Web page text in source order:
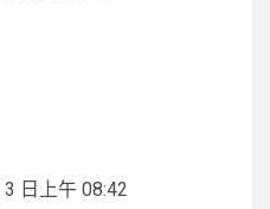
日上午 08:42